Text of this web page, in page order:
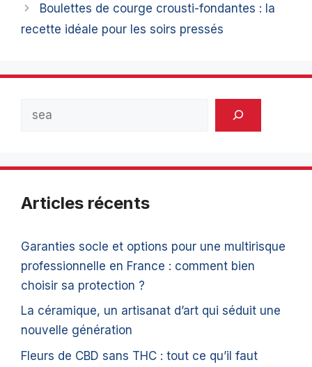
Boulettes de courge crousti-fondantes : la
recette idéale pour les soirs pressés
Articles récents
Garanties socle et options pour une multirisque
professionnelle en France : comment bien
choisir sa protection ?
La céramique, un artisanat d’art qui séduit une
nouvelle génération
Fleurs de CBD sans THC : tout ce qu’il faut